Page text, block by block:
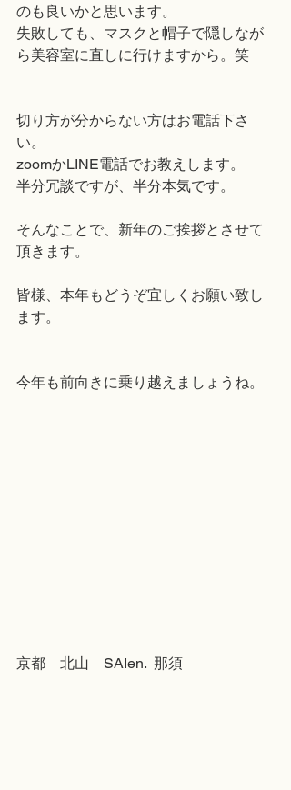
のも良いかと思います。
失敗しても、マスクと帽子で隠しなが
ら美容室に直しに行けますから。笑
切り方が分からない方はお電話下さ
い。
zoomかLINE電話でお教えします。
半分冗談ですが、半分本気です。
そんなことで、新年のご挨拶とさせて
頂きます。
皆様、本年もどうぞ宜しくお願い致し
ます。
今年も前向きに乗り越えましょうね。
京都　北山　SAIen.  那須